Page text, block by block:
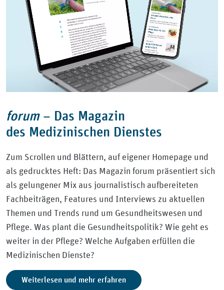
forum – Das Magazin
des Medizinischen Dienstes
Zum Scrollen und Blättern, auf eigener Homepage und
als gedrucktes Heft: Das Magazin forum präsentiert sich
als gelungener Mix aus journalistisch aufbereiteten
Fachbeiträgen, Features und Interviews zu aktuellen
Themen und Trends rund um Gesundheitswesen und
Pflege. Was plant die Gesundheitspolitik? Wie geht es
weiter in der Pflege? Welche Aufgaben erfüllen die
Medizinischen Dienste?
Weiterlesen und mehr erfahren